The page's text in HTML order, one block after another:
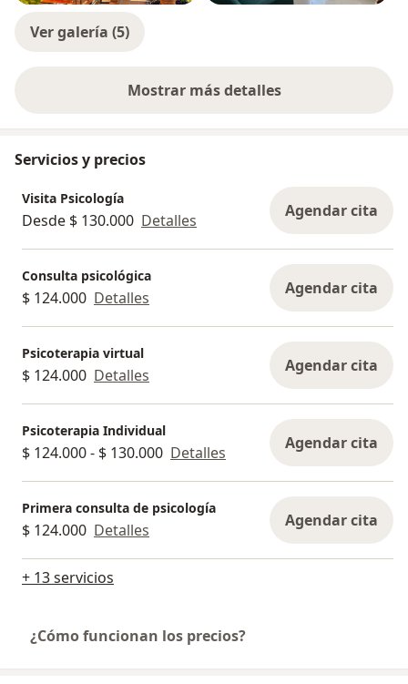
Ver galería (5)
Mostrar más detalles
sobre la experiencia
Servicios y precios
Visita Psicología
Desde $ 130.000 Detalles Agendar cita
Consulta psicológica
$ 124.000 Detalles Agendar cita
Psicoterapia virtual
$ 124.000 Detalles Agendar cita
Psicoterapia Individual
$ 124.000 - $ 130.000 Detalles Agendar cita
Primera consulta de psicología
$ 124.000 Detalles Agendar cita
+ 13 servicios
¿Cómo funcionan los precios?